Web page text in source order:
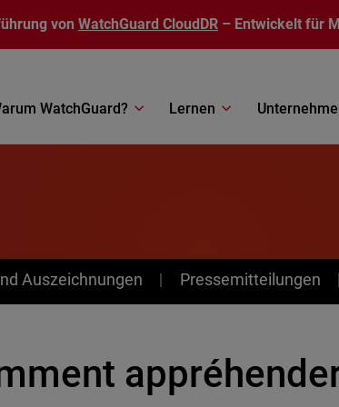
von WatchGuard CloudDR – Entwickelt für
WatchGuard? Lernen
Auszeichnungen Pressemitteilungen